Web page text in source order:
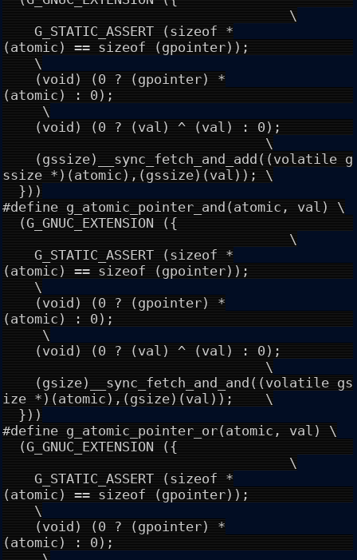
\
G_STATIC_ASSERT (sizeof *
(atomic) == sizeof (gpointer));
\
(void) (0 ? (gpointer) *
(atomic) : 0);
\
(void) (0 ? (val) ^ (val) : 0);
\
(gssize)__sync_fetch_and_add((volatile g
ssize *)(atomic),(gssize)(val)); \
}))
#define g_atomic_pointer_and(atomic, val) \
(G_GNUC_EXTENSION ({
\
G_STATIC_ASSERT (sizeof *
(atomic) == sizeof (gpointer));
\
(void) (0 ? (gpointer) *
(atomic) : 0);
\
(void) (0 ? (val) ^ (val) : 0);
\
(gsize)__sync_fetch_and_and((volatile gs
ize *)(atomic),(gsize)(val)); \
}))
#define g_atomic_pointer_or(atomic, val) \
(G_GNUC_EXTENSION ({
\
G_STATIC_ASSERT (sizeof *
(atomic) == sizeof (gpointer));
\
(void) (0 ? (gpointer) *
(atomic) : 0);